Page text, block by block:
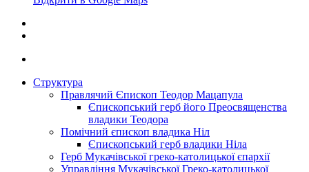
Структура
Правлячий Єпископ Теодор Мацапула
Єпископський герб його Преосвященства
владики Теодора
Помічний єпископ владика Ніл
Єпископський герб владики Ніла
Герб Мукачівської греко-католицької єпархії
Управління Мукачівської Греко-католицької